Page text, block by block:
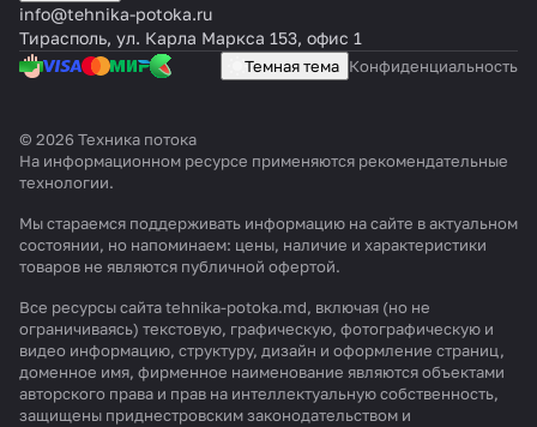
info@tehnika-potoka.ru
Тирасполь, ул. Карла Маркса 153, офис 1
Темная тема Конфиденциальность
© 2026 Техника потока
На информационном ресурсе применяются рекомендательные
технологии.
Мы стараемся поддерживать информацию на сайте в актуальном
состоянии, но напоминаем: цены, наличие и характеристики
товаров не являются публичной офертой.
Все ресурсы сайта tehnika-potoka.md, включая (но не
ограничиваясь) текстовую, графическую, фотографическую и
видео информацию, структуру, дизайн и оформление страниц,
доменное имя, фирменное наименование являются объектами
авторского права и прав на интеллектуальную собственность,
защищены приднестровским законодательством и